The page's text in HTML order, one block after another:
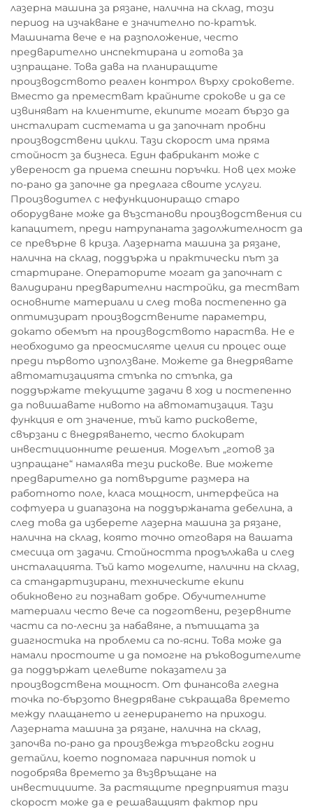
лазерна машина за рязане, налична на склад, този
период на изчакване е значително по-кратък.
Машината вече е на разположение, често
предварително инспектирана и готова за
изпращане. Това дава на планиращите
производството реален контрол върху сроковете.
Вместо да преместват крайните срокове и да се
извиняват на клиентите, екипите могат бързо да
инсталират системата и да започнат пробни
производствени цикли. Тази скорост има пряма
стойност за бизнеса. Един фабрикант може с
увереност да приема спешни поръчки. Нов цех може
по-рано да започне да предлага своите услуги.
Производител с нефункциониращо старо
оборудване може да възстанови производствения си
капацитет, преди натрупаната задолжителност да
се превърне в криза. Лазерната машина за рязане,
налична на склад, поддържа и практически път за
стартиране. Операторите могат да започнат с
валидирани предварителни настройки, да тестват
основните материали и след това постепенно да
оптимизират производствените параметри,
докато обемът на производството нараства. Не е
необходимо да преосмисляте целия си процес още
преди първото използване. Можете да внедрявате
автоматизацията стъпка по стъпка, да
поддържате текущите задачи в ход и постепенно
да повишавате нивото на автоматизация. Тази
функция е от значение, тъй като рисковете,
свързани с внедряването, често блокират
инвестиционните решения. Моделът „готов за
изпращане“ намалява тези рискове. Вие можете
предварително да потвърдите размера на
работното поле, класа мощност, интерфейса на
софтуера и диапазона на поддържаната дебелина, а
след това да изберете лазерна машина за рязане,
налична на склад, която точно отговаря на вашата
смесица от задачи. Стойността продължава и след
инсталацията. Тъй като моделите, налични на склад,
са стандартизирани, техническите екипи
обикновено ги познават добре. Обучителните
материали често вече са подготвени, резервните
части са по-лесни за набавяне, а пътищата за
диагностика на проблеми са по-ясни. Това може да
намали простоите и да помогне на ръководителите
да поддържат целевите показатели за
производствена мощност. От финансова гледна
точка по-бързото внедряване съкращава времето
между плащането и генерирането на приходи.
Лазерната машина за рязане, налична на склад,
започва по-рано да произвежда търговски годни
детайли, което подпомага паричния поток и
подобрява времето за възвръщане на
инвестициите. За растящите предприятия тази
скорост може да е решаващият фактор при